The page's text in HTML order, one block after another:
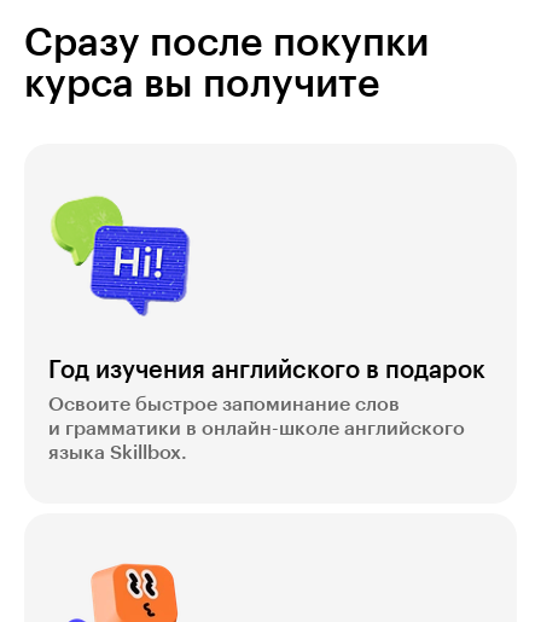
Сразу после покупки
курса вы получите
Год изучения английского в подарок
Освоите быстрое запоминание слов
и грамматики в онлайн-школе английского
языка Skillbox.